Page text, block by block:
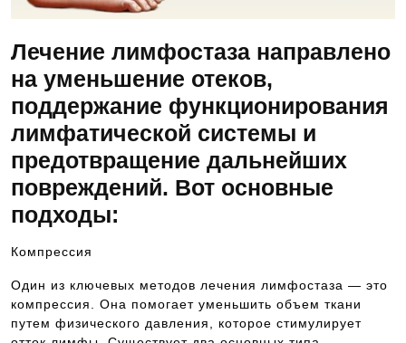
Лечение лимфостаза направлено
на уменьшение отеков,
поддержание функционирования
лимфатической системы и
предотвращение дальнейших
повреждений. Вот основные
подходы:
Компрессия
Один из ключевых методов лечения лимфостаза — это
компрессия. Она помогает уменьшить объем ткани
путем физического давления, которое стимулирует